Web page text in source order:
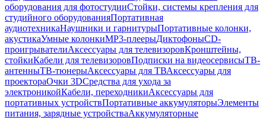
оборудования для фотостудииСтойки, системы крепления для
студийного оборудованияПортативная
аудиотехникаНаушники и гарнитурыПортативные колонки,
акустикаУмные колонкиMP3-плеерыДиктофоныCD-
проигрывателиАксессуары для телевизоровКронштейны,
стойкиКабели для телевизоровПодписки на видеосервисыТВ-
антенныТВ-тюнерыАксессуары для ТВАксессуары для
проектораОчки 3DСредства для ухода за
электроникойКабели, переходникиАксессуары для
портативных устройствПортативные аккумуляторыЭлементы
питания, зарядные устройстваАккумуляторные